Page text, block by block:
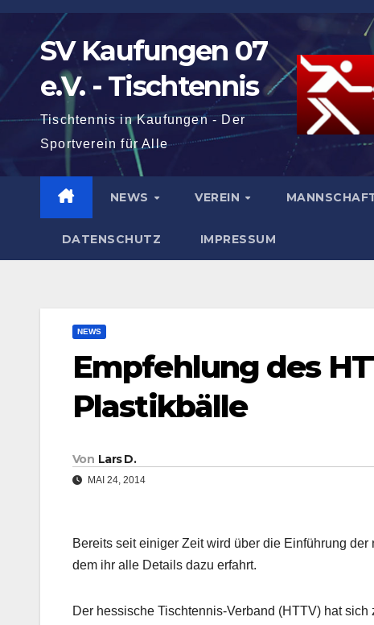
Zum
springenSV Kaufungen 07
e.V. - Tischtennis
Tischtennis in Kaufungen - Der
Sportverein für Alle
NEWS VEREIN
DATENSCHUTZ IMPRESSUM
NEWS
Empfehlung des
Plastikbälle
Von Lars D.
MAI 24, 2014
Bereits seit einiger Zeit wird über die Einführung
dem ihr alle Details dazu erfahrt.
Der hessische Tischtennis-Verband (HTTV) hat